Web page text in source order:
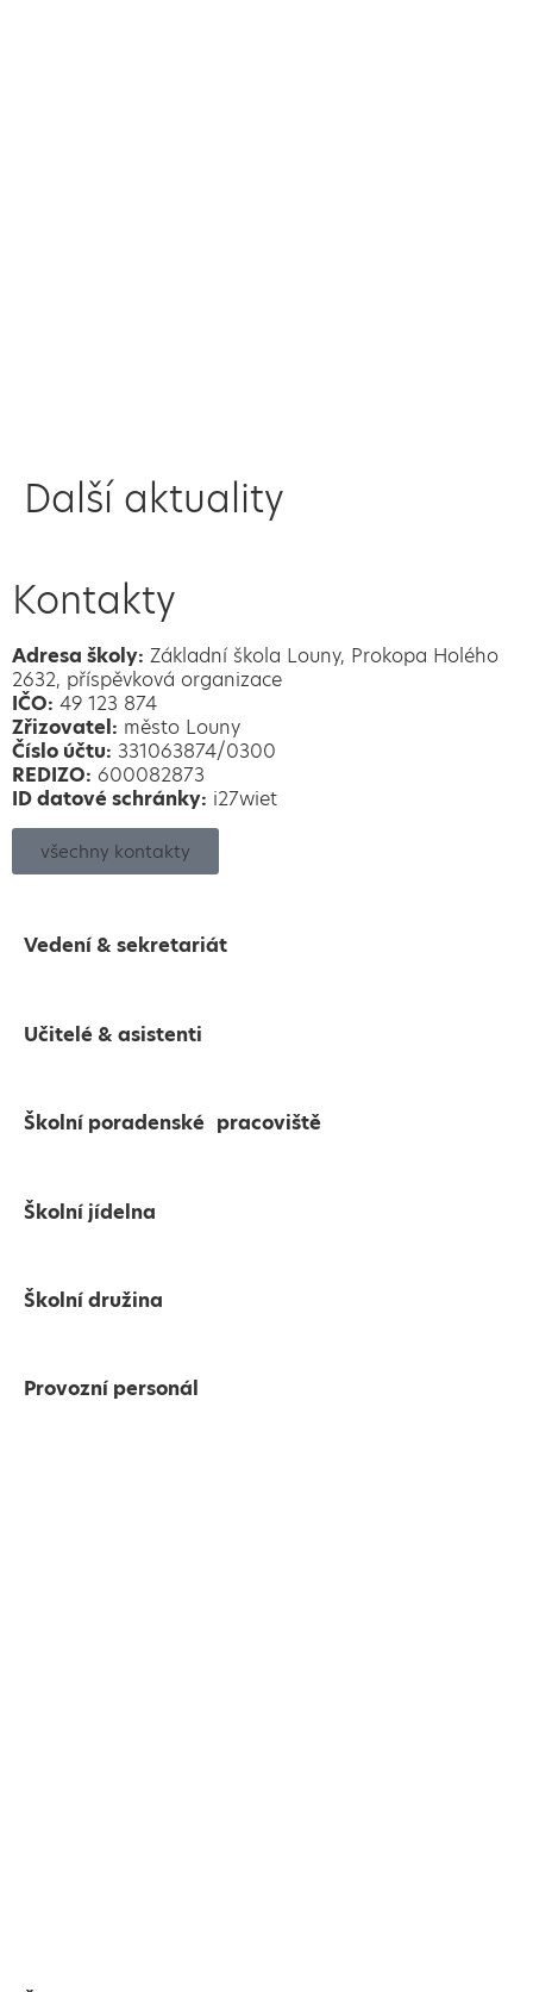
Další aktuality
Kontakty
Adresa školy: Základní škola Louny, Prokopa Holého
2632, příspěvková organizace
IČO: 49 123 874
Zřizovatel: město Louny
Číslo účtu: 331063874/0300
REDIZO: 600082873
ID datové schránky: i27wiet
všechny kontakty
Vedení & sekretariát
Učitelé & asistenti
Školní poradenské pracoviště
Školní jídelna
Školní družina
Provozní personál